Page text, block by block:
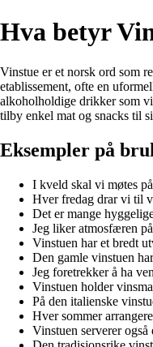
Hva betyr
Vinstue er et norsk ord som
etablissement, ofte en
alkoholholdige drikker som
tilby enkel mat og snacks til
Eksempler på
I kveld skal vi møtes
Hver fredag drar vi til
Det er mange
Jeg liker atmosfæren
Vinstuen har et bredt
Den gamle vinstuen
Jeg foretrekker å ha
Vinstuen holder
På den italienske
Hver sommer
Vinstuen serverer